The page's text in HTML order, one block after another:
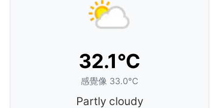
32.1°C
感覺像 33.0°C
Partly cloudy